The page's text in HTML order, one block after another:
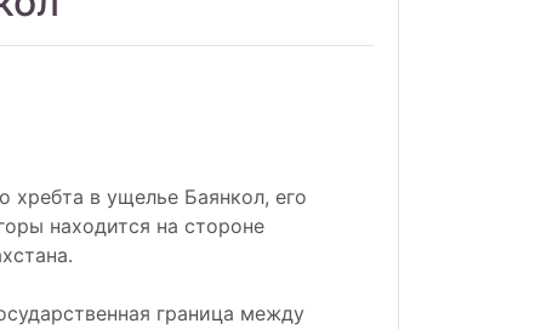
хребта в ущелье Баянкол, его
находится на стороне
граница между